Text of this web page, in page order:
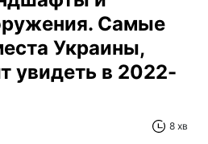
Самые
Украины,
увидеть в 2022-
8 хв